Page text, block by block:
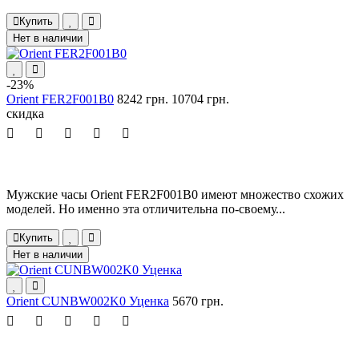
Купить
Нет в наличии
-23%
Orient FER2F001B0 8242 грн. 10704 грн.
скидка
Мужские часы Orient FER2F001B0 имеют множество схожих
моделей. Но именно эта отличительна по-своему...
Купить
Нет в наличии
Orient CUNBW002K0 Уценка 5670 грн.